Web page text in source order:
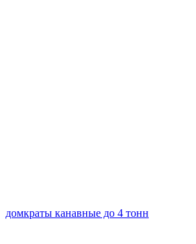
домкраты канавные до 4 тонн